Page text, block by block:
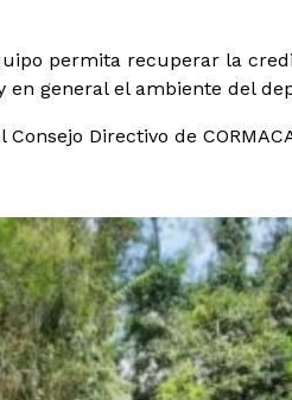
permita recuperar la
en general el ambiente del
Consejo Directivo de